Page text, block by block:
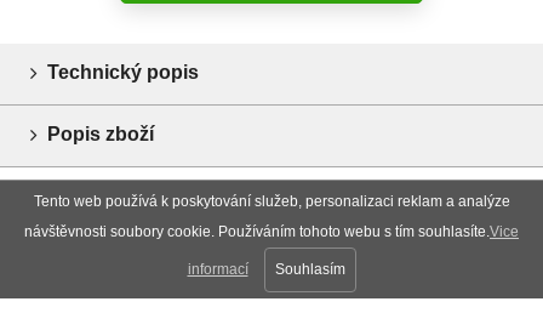
Tento web používá k poskytování služeb, personalizaci reklam a analýze
návštěvnosti soubory cookie. Používáním tohoto webu s tím souhlasíte.Vice
informací Souhlasím
Technický popis
Popis zboží